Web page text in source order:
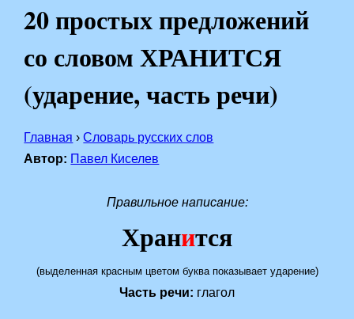
20 простых предложений
со словом ХРАНИТСЯ
(ударение, часть речи)
Главная › Словарь русских слов
Автор: Павел Киселев
Правильное написание:
Хранится
(выделенная красным цветом буква показывает ударение)
Часть речи: глагол